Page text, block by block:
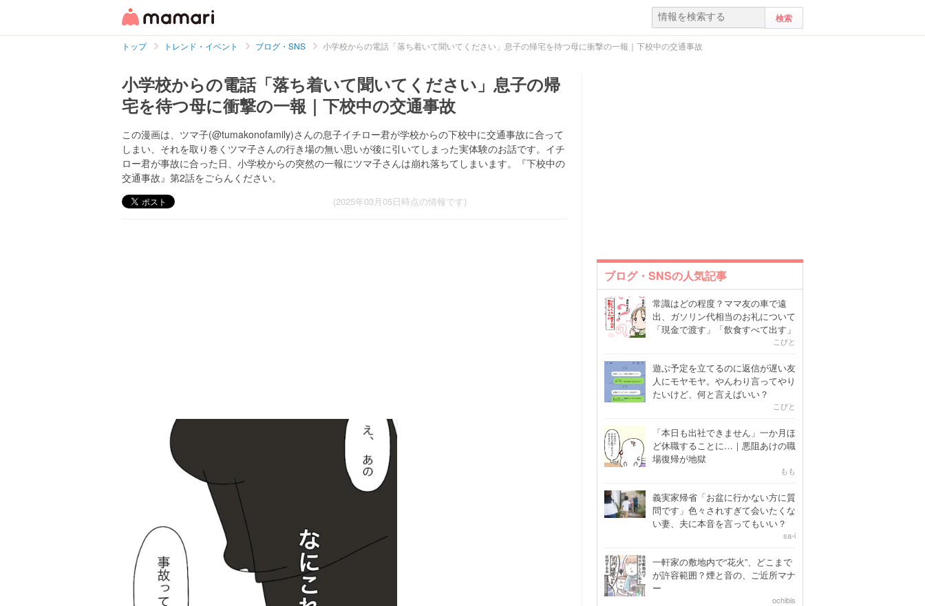
トップ トレンド・イベント ブログ・SNS 小学校からの電話「落ち着いて聞いてください」息子の帰宅を待つ母に衝撃の一報｜下校中の交通事故
小学校からの電話「落ち着いて聞いてください」息子の帰
宅を待つ母に衝撃の一報｜下校中の交通事故
この漫画は、ツマ子(@tumakonofamily)さんの息子イチロー君が学校からの下校中に交通事故に合って
しまい、それを取り巻くツマ子さんの行き場の無い思いが後に引いてしまった実体験のお話です。イチ
ロー君が事故に合った日、小学校からの突然の一報にツマ子さんは崩れ落ちてしまいます。『下校中の
交通事故』第2話をごらんください。
(2025年03月05日時点の情報です)
ブログ・SNSの人気記事
常識はどの程度？ママ友の車で遠
出、ガソリン代相当のお礼について
「現金で渡す」「飲食すべて出す」
こびと
遊ぶ予定を立てるのに返信が遅い友
人にモヤモヤ。やんわり言ってやり
たいけど、何と言えばいい？
こびと
「本日も出社できません」一か月ほ
ど休職することに…｜悪阻あけの職
場復帰が地獄
もも
義実家帰省「お盆に行かない方に質
問です」色々されすぎて会いたくな
い妻、夫に本音を言ってもいい？
sa-i
一軒家の敷地内で“花火”、どこまで
が許容範囲？煙と音の、ご近所マナ
ー
ochibis